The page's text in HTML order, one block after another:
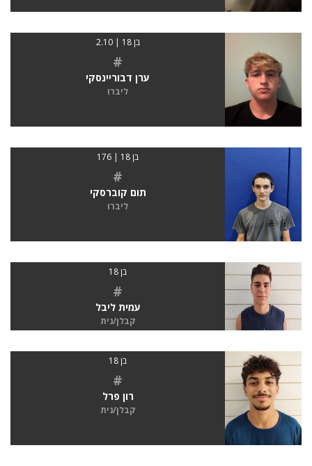
בן 18 | 2.10
#
ערן דבוריינסקי
ליברו
בן 18 | 176
#
תום קוברסקי
ליברו
בן 18
#
עמית ליבל
קבלן/נית
בן 18
#
רון פרל
קבלן/נית